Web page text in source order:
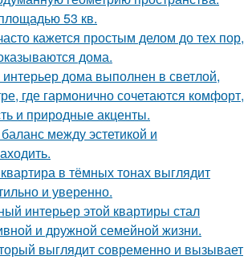
53 кв.
кажется простым делом до тех пор,
дома.
дома выполнен в светлой,
где гармонично сочетаются комфорт,
и природные акценты.
между эстетикой и
в тёмных тонах выглядит
и уверенно.
интерьер этой квартиры стал
и дружной семейной жизни.
выглядит современно и вызывает